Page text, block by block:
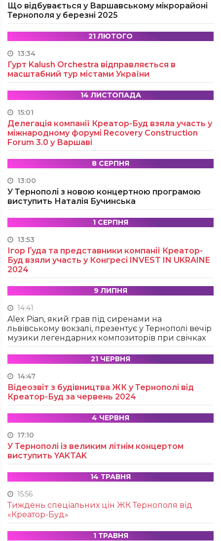
Що відбувається у Варшавському мікрорайоні
Тернополя у березні 2025
21 ЛЮТОГО
13:34
Гурт Kalush Orchestra відправляється в
масштабний тур містами України
14 ЛИСТОПАДА
15:01
Делегація компанії Креатор-Буд взяла участь у
міжнародному форумі Recovery Construction
Forum 3.0 у Варшаві
8 СЕРПНЯ
13:00
У Тернополі з новою концертною програмою
виступить Наталія Бучинська
1 СЕРПНЯ
13:53
Ігор Гуда та представники компанії Креатор-
Буд взяли участь у Конгресі INVEST IN UKRAINE
2024
9 ЛИПНЯ
14:41
Alex Pian, який грав під сиренами на
львівському вокзалі, презентує у Тернополі вечір
музики легендарних композиторів при свічках
21 ЧЕРВНЯ
14:47
Відеозвіт з будівництва ЖК у Тернополі від
Креатор-Буд за червень 2024
4 ЧЕРВНЯ
17:10
У Тернополі із великим літнім концертом
виступить YAKTAK
14 ТРАВНЯ
15:56
Тиждень спеціальних цін ЖК Тернополя від
«Креатор-Буд»
1 ТРАВНЯ